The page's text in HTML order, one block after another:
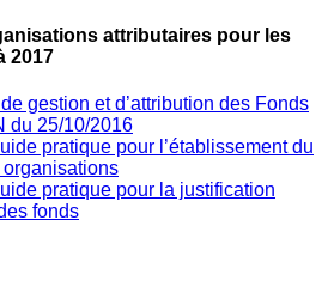
attributaires pour les
2017
gestion et d’attribution des Fonds
du 25/10/2016
pratique pour l’établissement du
organisations
pratique pour la justification
fonds